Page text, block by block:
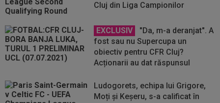
Cluj din Liga Campionilor
EXCLUSIV
"Da, m-a deranjat". A
fost sau nu Supercupa un
obiectiv pentru CFR Cluj?
Acționarii au dat răspunsul
Ludogorets, echipa lui Grigore,
Moți și Keșeru, s-a calificat în